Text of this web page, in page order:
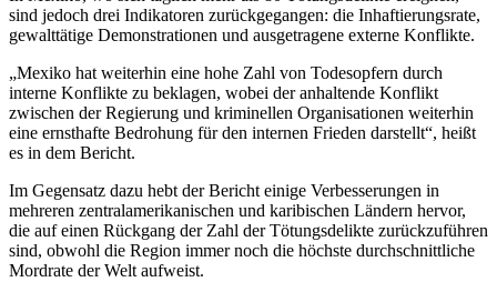
sind jedoch drei Indikatoren zurückgegangen: die Inhaftierungsrate,
gewalttätige Demonstrationen und ausgetragene externe Konflikte.
„Mexiko hat weiterhin eine hohe Zahl von Todesopfern durch
interne Konflikte zu beklagen, wobei der anhaltende Konflikt
zwischen der Regierung und kriminellen Organisationen weiterhin
eine ernsthafte Bedrohung für den internen Frieden darstellt“, heißt
es in dem Bericht.
Im Gegensatz dazu hebt der Bericht einige Verbesserungen in
mehreren zentralamerikanischen und karibischen Ländern hervor,
die auf einen Rückgang der Zahl der Tötungsdelikte zurückzuführen
sind, obwohl die Region immer noch die höchste durchschnittliche
Mordrate der Welt aufweist.